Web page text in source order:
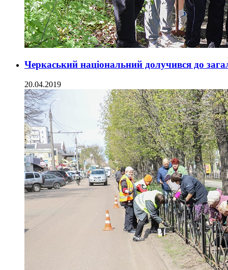
Черкаський національний долучився до
20.04.2019